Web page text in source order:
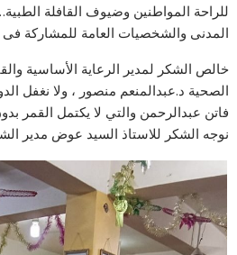
للراحة المواطنين وضيوف القافلة
المدنى والشخصيات العامة للمشاركة فى
خالص الشكر لمدير الرعاية الأساسية
الصحية د.عبدالمنعم منصور ، ولا نغفل
فاتن عبدالرحمن والتي لا يكتمل القمر
نوجه الشكر للاستاذ السيد عوض مدير